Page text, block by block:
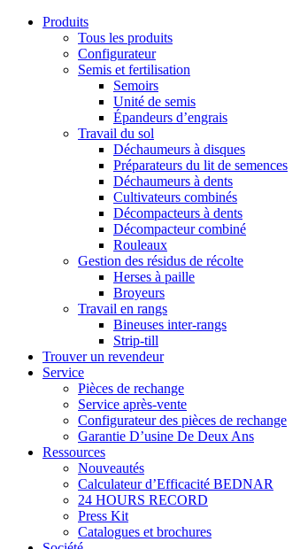
Produits
Tous les produits
Configurateur
Semis et fertilisation
Semoirs
Unité de semis
Épandeurs d’engrais
Travail du sol
Déchaumeurs à disques
Préparateurs du lit de semences
Déchaumeurs à dents
Cultivateurs combinés
Décompacteurs à dents
Décompacteur combiné
Rouleaux
Gestion des résidus de récolte
Herses à paille
Broyeurs
Travail en rangs
Bineuses inter-rangs
Strip-till
Trouver un revendeur
Service
Pièces de rechange
Service après-vente
Configurateur des pièces de rechange
Garantie D’usine De Deux Ans
Ressources
Nouveautés
Calculateur d’Efficacité BEDNAR
24 HOURS RECORD
Press Kit
Catalogues et brochures